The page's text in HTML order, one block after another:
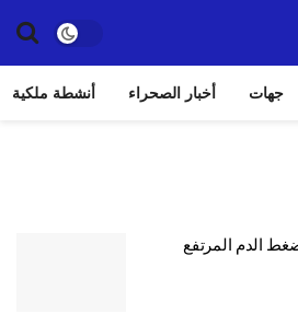
جهات أخبار الصحراء أنشطة ملكية